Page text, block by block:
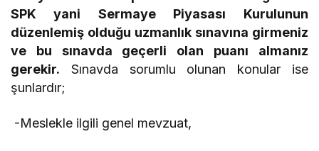
SPK yani Sermaye Piyasası Kurulunun
düzenlemiş olduğu uzmanlık sınavına girmeniz
ve bu sınavda geçerli olan puanı almanız
gerekir. Sınavda sorumlu olunan konular ise
şunlardır;
-Meslekle ilgili genel mevzuat,